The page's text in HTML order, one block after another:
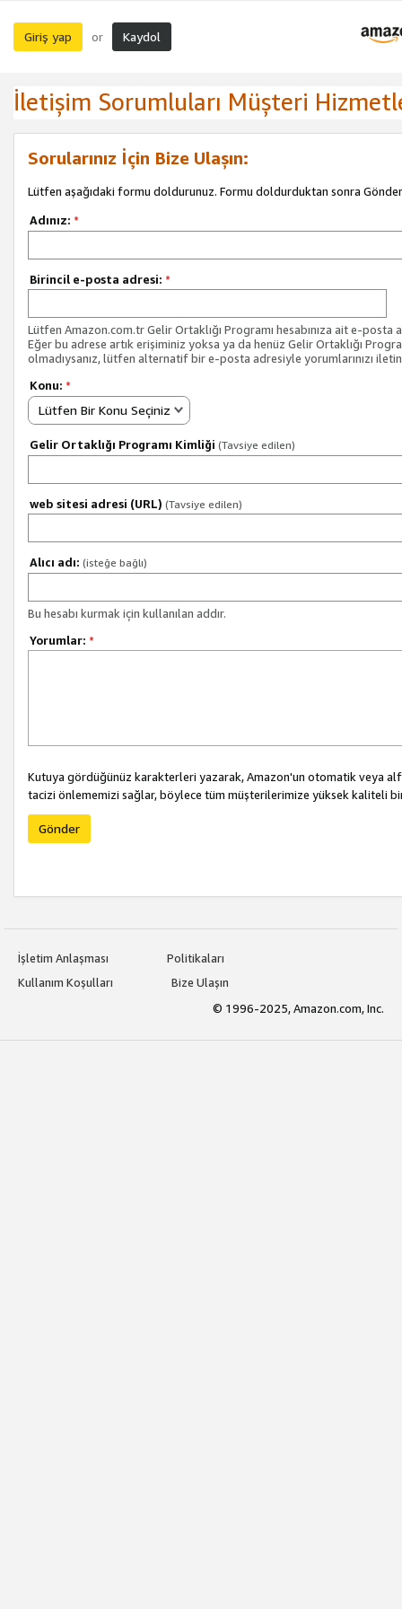
Giriş yap or Kaydol
İletişim Sorumluları Müşteri
Sorularınız İçin Bize Ulaşın:
Lütfen aşağıdaki formu doldurunuz. Formu doldurduktan sonra Gönder
Adınız: *
Birincil e-posta adresi: *
Lütfen Amazon.com.tr Gelir Ortaklığı Programı hesabınıza ait e-posta
Eğer bu adrese artık erişiminiz yoksa ya da henüz Gelir Ortaklığı
olmadıysanız, lütfen alternatif bir e-posta adresiyle yorumlarınızı
Konu: *
Lütfen Bir Konu Seçiniz
Gelir Ortaklığı Programı Kimliği (Tavsiye edilen)
web sitesi adresi (URL) (Tavsiye edilen)
Alıcı adı: (isteğe bağlı)
Bu hesabı kurmak için kullanılan addır.
Yorumlar: *
Kutuya gördüğünüz karakterleri yazarak, Amazon'un otomatik veya
tacizi önlememizi sağlar, böylece tüm müşterilerimize yüksek kaliteli
Gönder
İşletim Anlaşması
Politikaları
Kullanım Koşulları
Bize Ulaşın
© 1996-2025, Amazon.com, Inc.